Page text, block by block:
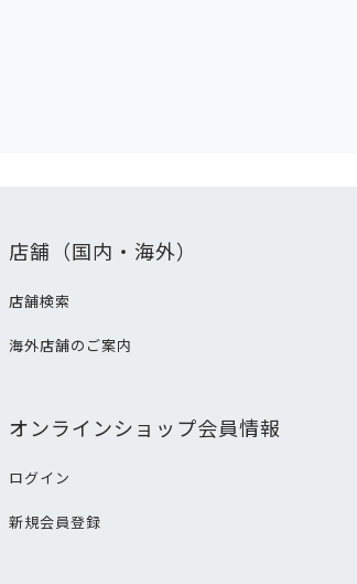
店舗（国内・海外）
店舗検索
海外店舗のご案内
オンラインショップ会員情報
ログイン
新規会員登録